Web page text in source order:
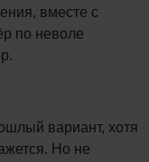
вместе с
по неволе
вариант, хотя
Но не